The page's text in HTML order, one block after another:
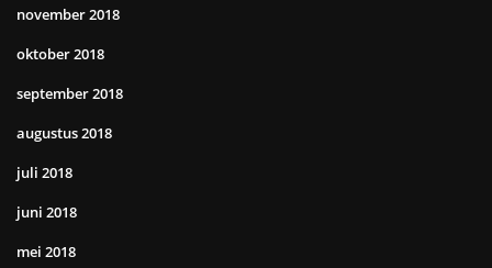
november 2018
oktober 2018
september 2018
augustus 2018
juli 2018
juni 2018
mei 2018